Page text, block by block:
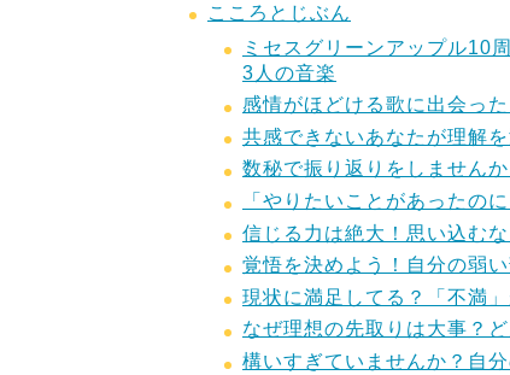
こころとじぶん
ミセスグリーンアップル10
3人の音楽
感情がほどける歌に出会っ
共感できないあなたが理解
数秘で振り返りをしません
「やりたいことがあったの
信じる力は絶大！思い込む
覚悟を決めよう！自分の弱
現状に満足してる？「不満
なぜ理想の先取りは大事？
構いすぎていませんか？自